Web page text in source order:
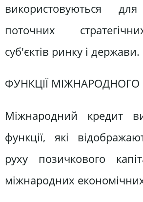
використовуються
поточних
суб'єктів ринку і держави.
ФУНКЦІЇ МІЖНАРОДНОГО
Міжнародний кредит
функції, які
руху позичкового
міжнародних